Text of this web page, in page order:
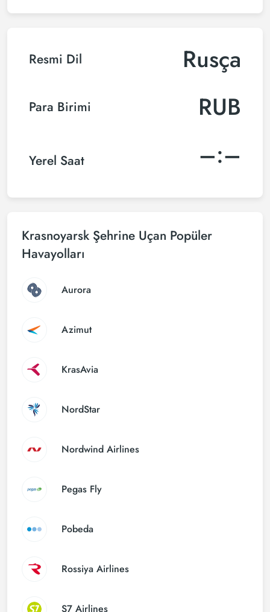
Resmi Dil Rusça
Para Birimi RUB
Yerel Saat –:–
Krasnoyarsk Şehrine Uçan Popüler
Havayolları
Aurora
Azimut
KrasAvia
NordStar
Nordwind Airlines
Pegas Fly
Pobeda
Rossiya Airlines
S7 Airlines